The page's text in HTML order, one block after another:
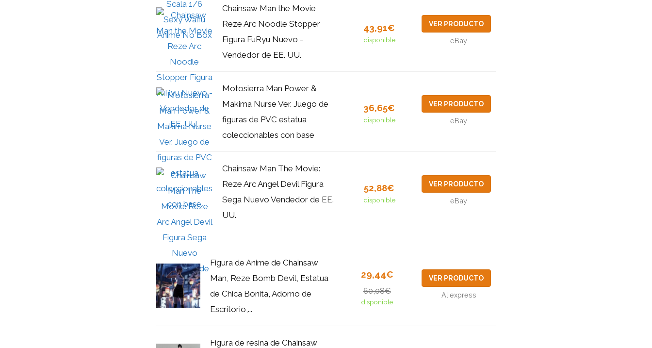
Chainsaw Man the Movie
Reze Arc Noodle Stopper
Figura FuRyu Nuevo -
Vendedor de EE. UU.
43,91€
disponible
VER PRODUCTO
eBay
Motosierra Man Power &
Makima Nurse Ver. Juego de
figuras de PVC estatua
coleccionables con base
36,65€
disponible
VER PRODUCTO
eBay
Chainsaw Man The Movie:
Reze Arc Angel Devil Figura
Sega Nuevo Vendedor de EE.
UU.
52,88€
disponible
VER PRODUCTO
eBay
Figura de Anime de Chainsaw
Man, Reze Bomb Devil, Estatua
de Chica Bonita, Adorno de
Escritorio,...
29,44€
60,08€
disponible
VER PRODUCTO
Aliexpress
Figura de resina de Chainsaw